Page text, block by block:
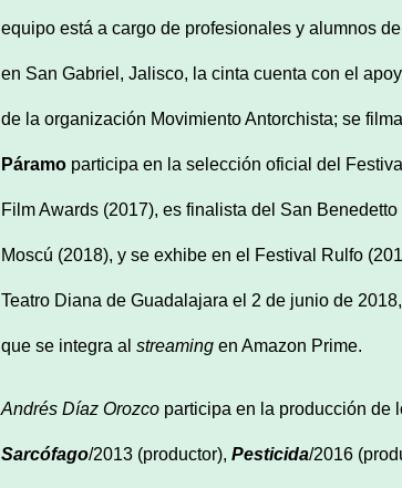
equipo está a cargo de profesionales y alumnos
en San Gabriel, Jalisco, la cinta cuenta con el
de la organización Movimiento Antorchista; se
Páramo participa en la selección oficial del
Film Awards (2017), es finalista del San
Moscú (2018), y se exhibe en el Festival Rulfo
Teatro Diana de Guadalajara el 2 de junio de
que se integra al streaming en Amazon Prime.
Andrés Díaz Orozco participa en la producción de
Sarcófago/2013 (productor), Pesticida/2016